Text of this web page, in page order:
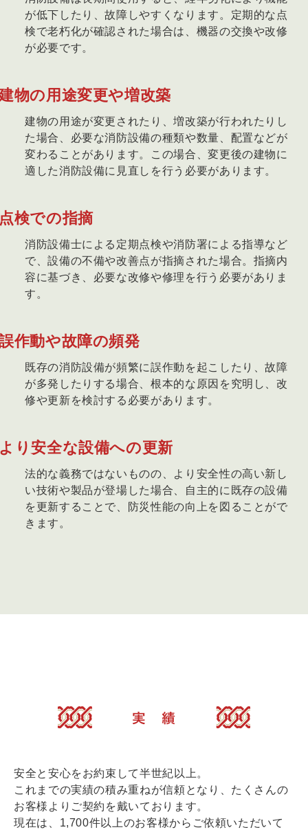
が低下したり、故障しやすくなります。定期的な点
検で老朽化が確認された場合は、機器の交換や改修
が必要です。
物の用途変更や増改築
建物の用途が変更されたり、増改築が行われたりし
た場合、必要な消防設備の種類や数量、配置などが
変わることがあります。この場合、変更後の建物に
適した消防設備に見直しを行う必要があります。
検での指摘
消防設備士による定期点検や消防署による指導など
で、設備の不備や改善点が指摘された場合。指摘内
容に基づき、必要な改修や修理を行う必要がありま
す。
作動や故障の頻発
既存の消防設備が頻繁に誤作動を起こしたり、故障
が多発したりする場合、根本的な原因を究明し、改
修や更新を検討する必要があります。
り安全な設備への更新
法的な義務ではないものの、より安全性の高い新し
い技術や製品が登場した場合、自主的に既存の設備
を更新することで、防災性能の向上を図ることがで
きます。
安全と安心をお約束して半世紀以上。
これまでの実績の積み重ねが信頼となり、たくさんの
お客様よりご契約を戴いております。
現在は、1,700件以上のお客様からご依頼いただいて